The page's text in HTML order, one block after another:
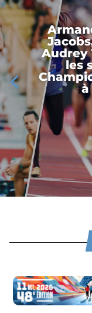
Audrey
les
à